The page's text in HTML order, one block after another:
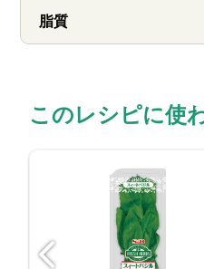
脂質
このレシピに使